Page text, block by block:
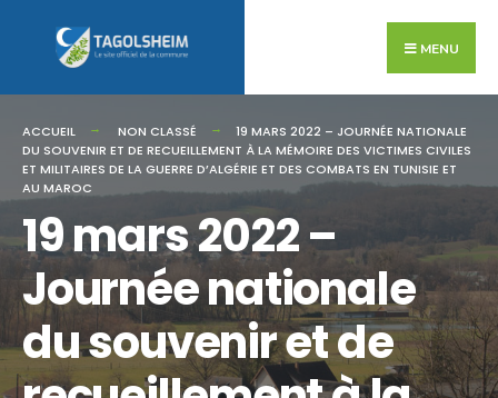
MENU
ACCUEIL NON CLASSÉ
19 MARS 2022 – JOURNÉE NATIONALE
DU SOUVENIR ET DE RECUEILLEMENT À LA MÉMOIRE DES VICTIMES CIVILES
ET MILITAIRES DE LA GUERRE D’ALGÉRIE ET DES COMBATS EN TUNISIE ET
AU MAROC
19 mars 2022 –
Journée nationale
du souvenir et de
for: